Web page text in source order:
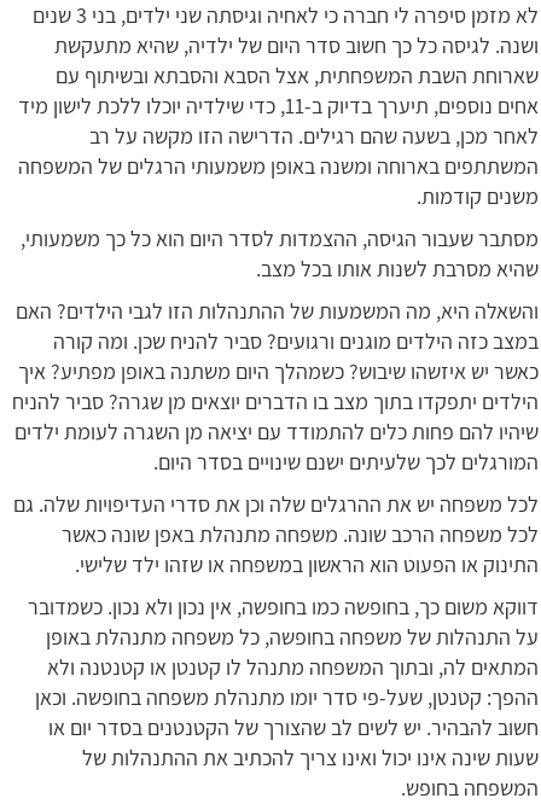
לא מזמן סיפרה לי חברה כי לאחיה וגיסתה שני ילדים, בני 3 שנים
ושנה. לגיסה כל כך חשוב סדר היום של ילדיה, שהיא מתעקשת
שארוחת השבת המשפחתית, אצל הסבא והסבתא ובשיתוף עם
אחים נוספים, תיערך בדיוק ב-11, כדי שילדיה יוכלו ללכת לישון מיד
לאחר מכן, בשעה שהם רגילים. הדרישה הזו מקשה על רב
המשתתפים בארוחה ומשנה באופן משמעותי הרגלים של המשפחה
משנים קודמות.
מסתבר שעבור הגיסה, ההצמדות לסדר היום הוא כל כך משמעותי,
שהיא מסרבת לשנות אותו בכל מצב.
והשאלה היא, מה המשמעות של ההתנהלות הזו לגבי הילדים? האם
במצב כזה הילדים מוגנים ורגועים? סביר להניח שכן. ומה קורה
כאשר יש איזשהו שיבוש? כשמהלך היום משתנה באופן מפתיע? איך
הילדים יתפקדו בתוך מצב בו הדברים יוצאים מן שגרה? סביר להניח
שיהיו להם פחות כלים להתמודד עם יציאה מן השגרה לעומת ילדים
המורגלים לכך שלעיתים ישנם שינויים בסדר היום.
לכל משפחה יש את ההרגלים שלה וכן את סדרי העדיפויות שלה. גם
לכל משפחה הרכב שונה. משפחה מתנהלת באפן שונה כאשר
התינוק או הפעוט הוא הראשון במשפחה או שזהו ילד שלישי.
דווקא משום כך, בחופשה כמו בחופשה, אין נכון ולא נכון. כשמדובר
על התנהלות של משפחה בחופשה, כל משפחה מתנהלת באופן
המתאים לה, ובתוך המשפחה מתנהל לו קטנטן או קטנטנה ולא
ההפך: קטנטן, שעל-פי סדר יומו מתנהלת משפחה בחופשה. וכאן
חשוב להבהיר. יש לשים לב שהצורך של הקטנטנים בסדר יום או
שעות שינה אינו יכול ואינו צריך להכתיב את ההתנהלות של
המשפחה בחופש.